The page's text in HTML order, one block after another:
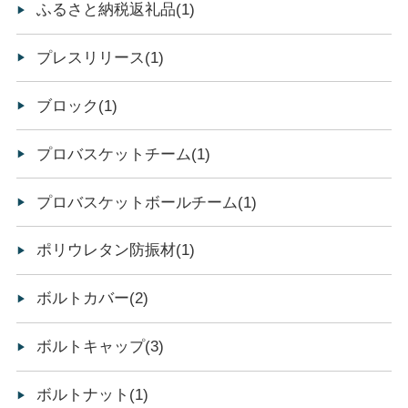
ふるさと納税返礼品(1)
プレスリリース(1)
ブロック(1)
プロバスケットチーム(1)
プロバスケットボールチーム(1)
ポリウレタン防振材(1)
ボルトカバー(2)
ボルトキャップ(3)
ボルトナット(1)